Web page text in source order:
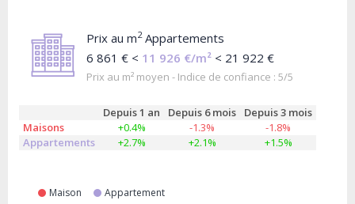
Prix au m2Appartements
6 861 € < 11 926 €/m² < 21 922 €
Prix au m² moyen - Indice de confiance : 5/5
Depuis 1 an Depuis 6 mois
Depuis 3 mois
Maisons
+0.4% -1.3%
-1.8%
Appartements
+2.7% +2.1% +1.5%
Maison Appartement